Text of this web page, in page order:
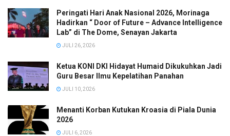
Peringati Hari Anak Nasional 2026, Morinaga
Hadirkan “ Door of Future – Advance Intelligence
Lab” di The Dome, Senayan Jakarta
JULI 26, 2026
Ketua KONI DKI Hidayat Humaid Dikukuhkan Jadi
Guru Besar Ilmu Kepelatihan Panahan
JULI 10, 2026
Menanti Korban Kutukan Kroasia di Piala Dunia
2026
JULI 6, 2026